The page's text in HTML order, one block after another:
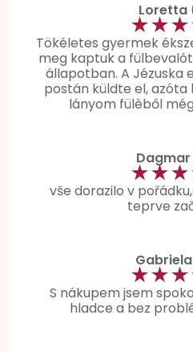
Loretta
Tökéletes gyermek
meg kaptuk a
állapotban. A Jézuska
postán küldte el, azóta
lányom fülèből
Dagmar
vše dorazilo v
teprve
Gabriela
S nákupem jsem
hladce a bez